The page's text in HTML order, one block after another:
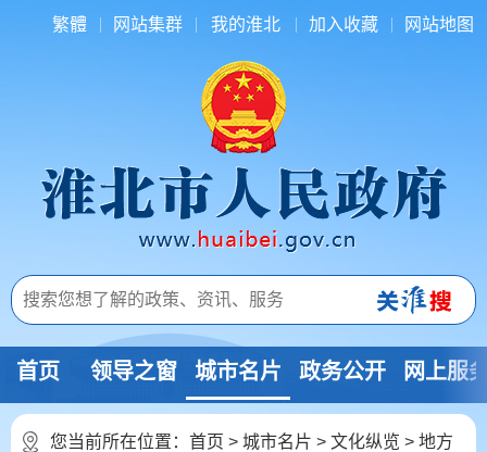
繁體 网站集群 我的淮北 加入收藏 网站地图
首页 领导之窗 城市名片 政务公开 网上服
您当前所在位置： 首页 > 城市名片 > 文化纵览 > 地方